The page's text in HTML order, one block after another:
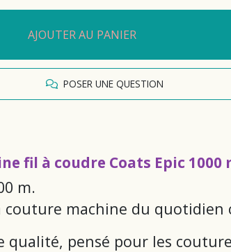
AJOUTER AU PANIER
POSER UNE QUESTION
fil à coudre Coats Epic 1000
m.
machine du quotidien
pensé pour les